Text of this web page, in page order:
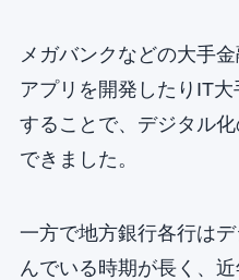
メガバンクなどの大手
アプリを開発したりIT
することで、デジタル
できました。
一方で地方銀行各行は
んでいる時期が長く、